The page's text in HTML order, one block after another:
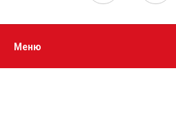
Меню